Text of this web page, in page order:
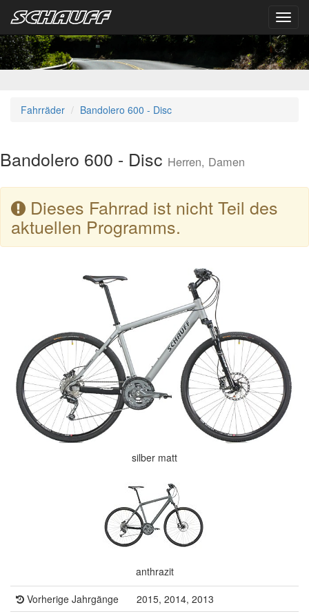
Fahrräder Bandolero 600 - Disc
Bandolero 600 - Disc Herren, Damen
Dieses Fahrrad ist nicht Teil des
aktuellen Programms.
silber matt
anthrazit
Vorherige Jahrgänge
2015, 2014, 2013